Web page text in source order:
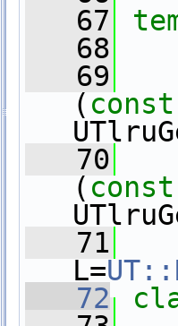
   67
   68
   69
( const
   70
( const
   71
L=
   72